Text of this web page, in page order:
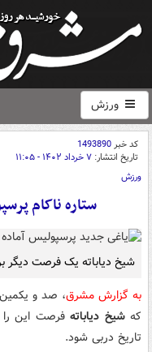
ورزش
کد خبر1493890
تاریخ انتشار: ۷ خرداد ۱۴۰۲ - ۱۱:۰۵
ورزش
ستاره ناکام
شیخ دیاباته یک فرصت دیگر
به گزارش مشرق، صد و
کهشیخ دیاباته فرصت این
تاریخ دربی شود.